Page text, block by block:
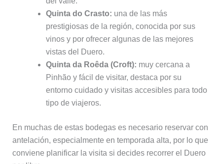
Quinta do Crasto: una de las más
prestigiosas de la región, conocida por sus
vinos y por ofrecer algunas de las mejores
vistas del Duero.
Quinta da Roêda (Croft): muy cercana a
Pinhão y fácil de visitar, destaca por su
entorno cuidado y visitas accesibles para todo
tipo de viajeros.
En muchas de estas bodegas es necesario reservar con
antelación, especialmente en temporada alta, por lo que
conviene planificar la visita si decides recorrer el Duero